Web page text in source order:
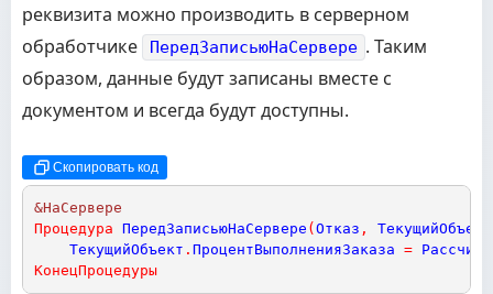
реквизита можно производить в серверном
обработчике
ПередЗаписьюНаСервере . Таким
образом, данные будут записаны вместе с
документом и всегда будут доступны.
Скопировать код
&НаСервере
Процедура ПередЗаписьюНаСервере ( Отказ , ТекущийОбъект
ТекущийОбъект . ПроцентВыполненияЗаказа =
КонецПроцедуры